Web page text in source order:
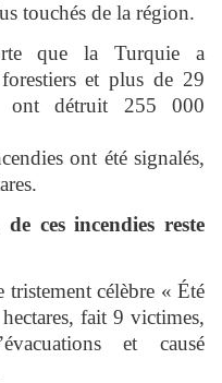
touchés de la région.
que la Turquie a
et plus de 29
ont détruit 255 000
ont été signalés,
ces incendies reste
tristement célèbre « Été
fait 9 victimes,
et causé